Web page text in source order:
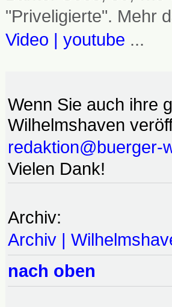
"Priveligierte". Mehr
Video | youtube ...
Wenn Sie auch ihre
Wilhelmshaven
redaktion@buerger-
Vielen Dank!
Archiv:
Archiv |
nach oben